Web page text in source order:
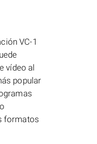
VC-1
vídeo al
popular
formatos